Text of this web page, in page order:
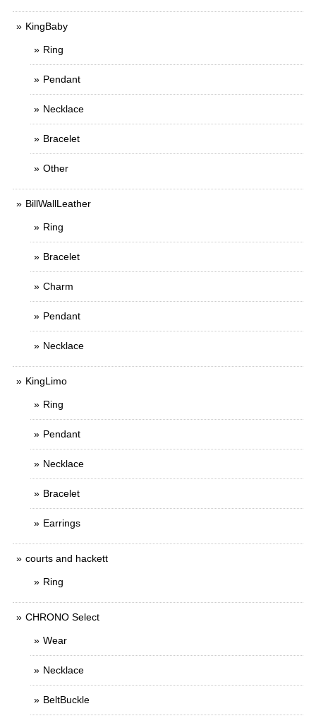
KingBaby
Ring
Pendant
Necklace
Bracelet
Other
BillWallLeather
Ring
Bracelet
Charm
Pendant
Necklace
KingLimo
Ring
Pendant
Necklace
Bracelet
Earrings
courts and hackett
Ring
CHRONO Select
Wear
Necklace
BeltBuckle